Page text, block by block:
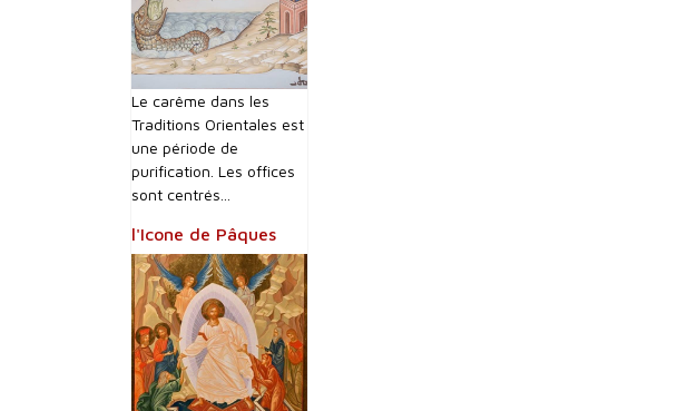
Le carême dans les
Traditions Orientales est
une période de
purification. Les offices
sont centrés...
l'Icone de Pâques